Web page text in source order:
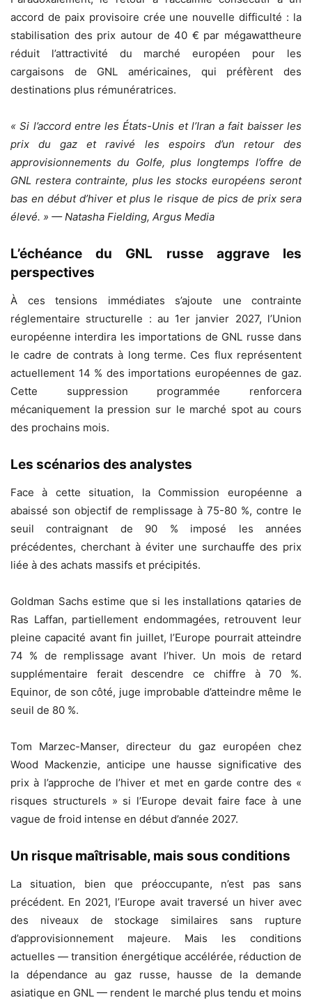
accord de paix provisoire crée une nouvelle difficulté : la
stabilisation des prix autour de 40 € par mégawattheure
réduit l’attractivité du marché européen pour les
cargaisons de GNL américaines, qui préfèrent des
destinations plus rémunératrices.
« Si l’accord entre les États-Unis et l’Iran a fait baisser les
prix du gaz et ravivé les espoirs d’un retour des
approvisionnements du Golfe, plus longtemps l’offre de
GNL restera contrainte, plus les stocks européens seront
bas en début d’hiver et plus le risque de pics de prix sera
élevé. » — Natasha Fielding, Argus Media
L’échéance du GNL russe aggrave les
perspectives
À ces tensions immédiates s’ajoute une contrainte
réglementaire structurelle : au 1er janvier 2027, l’Union
européenne interdira les importations de GNL russe dans
le cadre de contrats à long terme. Ces flux représentent
actuellement 14 % des importations européennes de gaz.
Cette suppression programmée renforcera
mécaniquement la pression sur le marché spot au cours
des prochains mois.
Les scénarios des analystes
Face à cette situation, la Commission européenne a
abaissé son objectif de remplissage à 75-80 %, contre le
seuil contraignant de 90 % imposé les années
précédentes, cherchant à éviter une surchauffe des prix
liée à des achats massifs et précipités.
Goldman Sachs estime que si les installations qataries de
Ras Laffan, partiellement endommagées, retrouvent leur
pleine capacité avant fin juillet, l’Europe pourrait atteindre
74 % de remplissage avant l’hiver. Un mois de retard
supplémentaire ferait descendre ce chiffre à 70 %.
Equinor, de son côté, juge improbable d’atteindre même le
seuil de 80 %.
Tom Marzec-Manser, directeur du gaz européen chez
Wood Mackenzie, anticipe une hausse significative des
prix à l’approche de l’hiver et met en garde contre des «
risques structurels » si l’Europe devait faire face à une
vague de froid intense en début d’année 2027.
Un risque maîtrisable, mais sous conditions
La situation, bien que préoccupante, n’est pas sans
précédent. En 2021, l’Europe avait traversé un hiver avec
des niveaux de stockage similaires sans rupture
d’approvisionnement majeure. Mais les conditions
actuelles — transition énergétique accélérée, réduction de
la dépendance au gaz russe, hausse de la demande
asiatique en GNL — rendent le marché plus tendu et moins